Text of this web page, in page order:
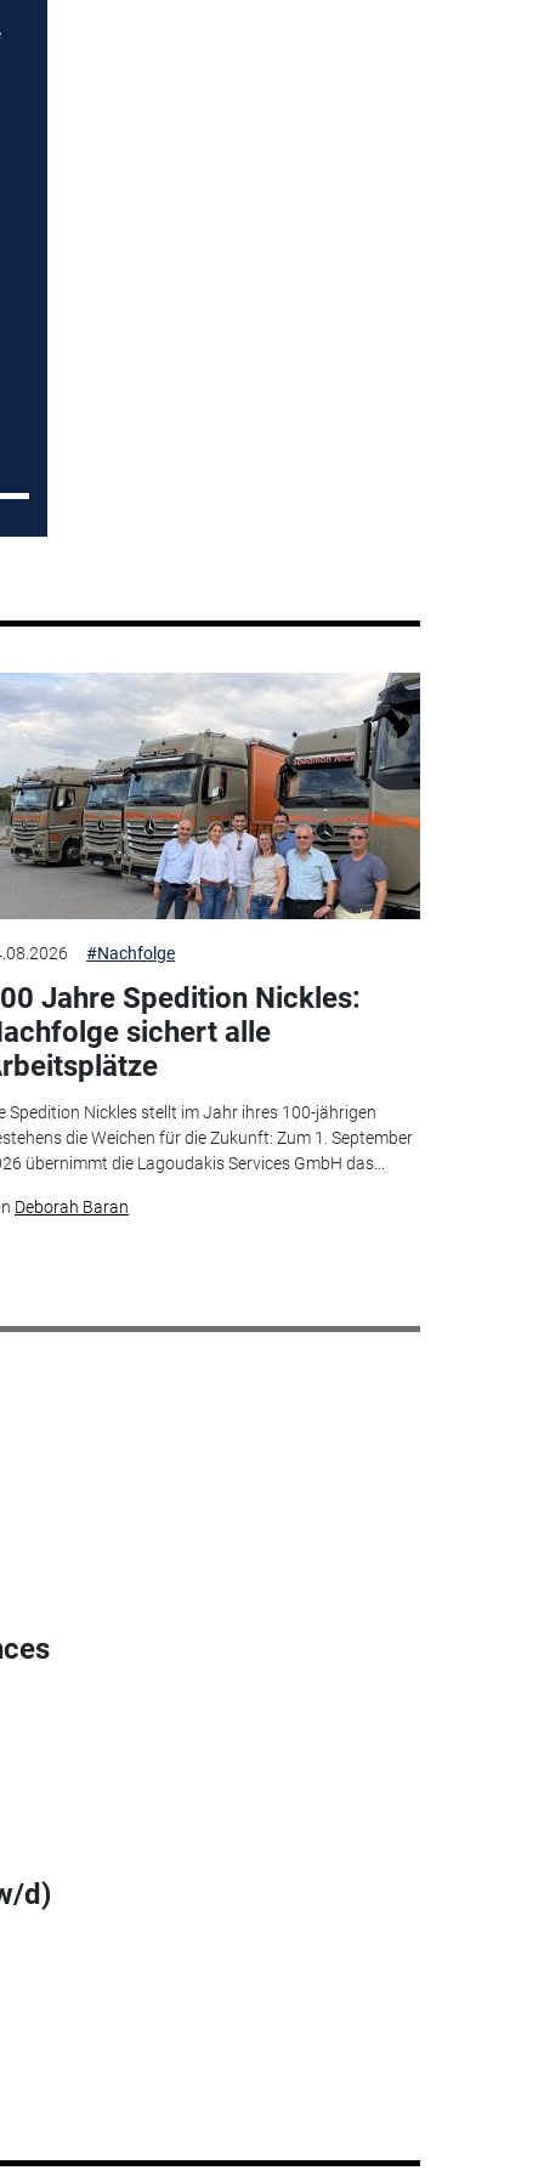
#Nachfolge
Jahre Spedition Nickles:
sichert alle
Spedition Nickles stellt im Jahr ihres 100-jährigen
die Weichen für die Zukunft: Zum 1. September
übernimmt die Lagoudakis Services GmbH das...
Deborah Baran
d)